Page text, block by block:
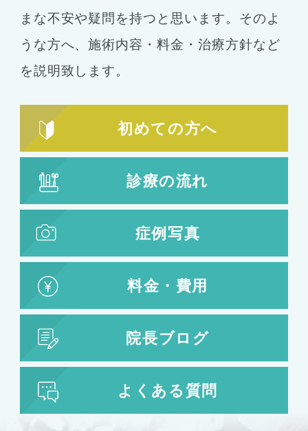
まな不安や疑問を持つと思います。そのよ
うな方へ、施術内容・料金・治療方針など
を説明致します。
初めての方へ
診療の流れ
症例写真
料金・費用
院長ブログ
よくある質問